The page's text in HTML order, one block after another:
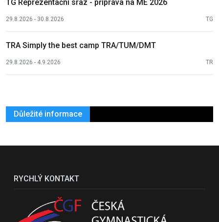
TG Reprezentační sraz - příprava na ME 2026
29.8.2026 - 30.8.2026 TG
TRA Simply the best camp TRA/TUM/DMT
29.8.2026 - 4.9.2026 TR
Důležité informace
RYCHLÝ KONTAKT